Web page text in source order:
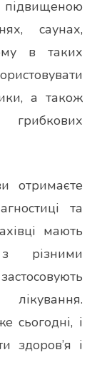
саунах,
в таких
а також
отримаєте
та
мають
різними
сьогодні, і
здоров’я і